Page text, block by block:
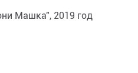
Машка", 2019 год